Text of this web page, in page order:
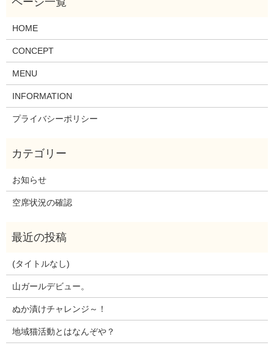
HOME
CONCEPT
MENU
INFORMATION
プライバシーポリシー
お知らせ
空席状況の確認
(タイトルなし)
山ガールデビュー。
ぬか漬けチャレンジ～！
地域猫活動とはなんぞや？